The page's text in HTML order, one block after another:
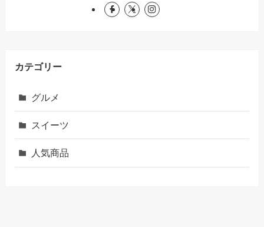
カテゴリー
グルメ
スイーツ
人気商品